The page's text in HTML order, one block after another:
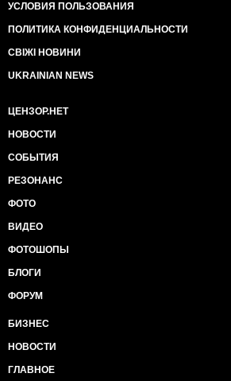
УСЛОВИЯ ПОЛЬЗОВАНИЯ
ПОЛИТИКА КОНФИДЕНЦИАЛЬНОСТИ
СВІЖІ НОВИНИ
UKRAINIAN NEWS
ЦЕНЗОР.НЕТ
НОВОСТИ
СОБЫТИЯ
РЕЗОНАНС
ФОТО
ВИДЕО
ФОТОШОПЫ
БЛОГИ
ФОРУМ
БИЗНЕС
НОВОСТИ
ГЛАВНОЕ